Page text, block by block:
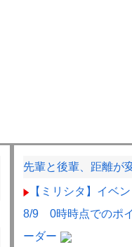
先輩と後輩、距離が
【ミリシタ】イベ
8/9 0時時点でのポ
ーダー